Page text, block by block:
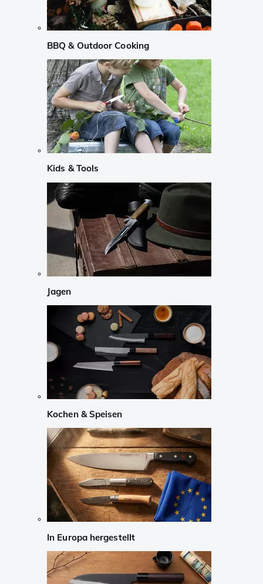
BBQ & Outdoor Cooking
Kids & Tools
Jagen
Kochen & Speisen
In Europa hergestellt